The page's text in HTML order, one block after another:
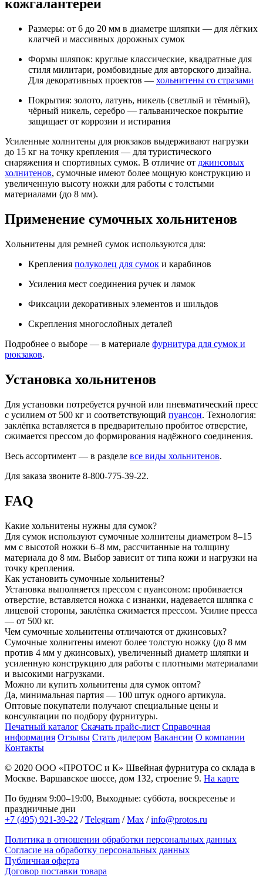
кожгалантереи
Размеры: от 6 до 20 мм в диаметре шляпки — для лёгких
клатчей и массивных дорожных сумок
Формы шляпок: круглые классические, квадратные для
стиля милитари, ромбовидные для авторского дизайна.
Для декоративных проектов — хольнитены со стразами
Покрытия: золото, латунь, никель (светлый и тёмный),
чёрный никель, серебро — гальваническое покрытие
защищает от коррозии и истирания
Усиленные холнитены для рюкзаков выдерживают нагрузки
до 15 кг на точку крепления — для туристического
снаряжения и спортивных сумок. В отличие от джинсовых
холнитенов, сумочные имеют более мощную конструкцию и
увеличенную высоту ножки для работы с толстыми
материалами (до 8 мм).
Применение сумочных хольнитенов
Хольнитены для ремней сумок используются для:
Крепления полуколец для сумок и карабинов
Усиления мест соединения ручек и лямок
Фиксации декоративных элементов и шильдов
Скрепления многослойных деталей
Подробнее о выборе — в материале фурнитура для сумок и
рюкзаков.
Установка хольнитенов
Для установки потребуется ручной или пневматический пресс
с усилием от 500 кг и соответствующий пуансон. Технология:
заклёпка вставляется в предварительно пробитое отверстие,
сжимается прессом до формирования надёжного соединения.
Весь ассортимент — в разделе все виды хольнитенов.
Для заказа звоните 8-800-775-39-22.
FAQ
Какие хольнитены нужны для сумок?
Для сумок используют сумочные холнитены диаметром 8–15
мм с высотой ножки 6–8 мм, рассчитанные на толщину
материала до 8 мм. Выбор зависит от типа кожи и нагрузки на
точку крепления.
Как установить сумочные хольнитены?
Установка выполняется прессом с пуансоном: пробивается
отверстие, вставляется ножка с изнанки, надевается шляпка с
лицевой стороны, заклёпка сжимается прессом. Усилие пресса
— от 500 кг.
Чем сумочные хольнитены отличаются от джинсовых?
Сумочные холнитены имеют более толстую ножку (до 8 мм
против 4 мм у джинсовых), увеличенный диаметр шляпки и
усиленную конструкцию для работы с плотными материалами
и высокими нагрузками.
Можно ли купить хольнитены для сумок оптом?
Да, минимальная партия — 100 штук одного артикула.
Оптовые покупатели получают специальные цены и
консультации по подбору фурнитуры.
Печатный каталог Скачать прайс-лист Справочная
информация Отзывы Стать дилером Вакансии О компании
Контакты
© 2020 ООО «ПРОТОС и К» Швейная фурнитура со склада в
Москве. Варшавское шоссе, дом 132, строение 9. На карте
По будням 9:00–19:00, Выходные: суббота, воскресенье и
праздничные дни
+7 (495) 921-39-22 /Telegram /Max /info@protos.ru
Политика в отношении обработки персональных данных
Согласие на обработку персональных данных
Публичная оферта
Договор поставки товара